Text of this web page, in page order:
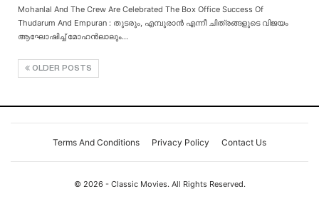
Mohanlal And The Crew Are Celebrated The Box Office Success Of
Thudarum And Empuran : തുടരും, എമ്പുരാൻ എന്നീ ചിത്രങ്ങളുടെ വിജയം
ആഘോഷിച്ച് മോഹൻലാലും…
OLDER POSTS
Terms And Conditions Privacy Policy Contact Us
© 2026 - Classic Movies. All Rights Reserved.